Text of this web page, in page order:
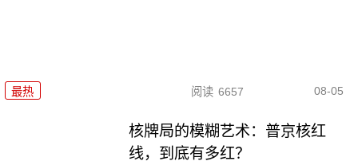
最热 阅读 6657 08-05
核牌局的模糊艺术：普京核红
线，到底有多红？